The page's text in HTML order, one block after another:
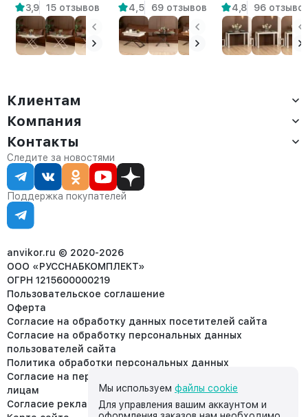
лофт для
гостиной Кемь
белый/
амаретто
3,9 15 отзывов
раздвижной
Амга белый/
амаретто
4,5 69 отзывов
письменный
Лофт Атаго
белый/
амаретто
4,8 96
Клиентам
Доставка
Оплата
Сервис
Статус заказа
Статьи
Компания
О компании
Контакты
Партнёрам
Контакты
Отдел продаж:
8 (800) 234-22-62
corp@anvikor.ru
Ежедневно, с 7:00-19:00 (МСК)
Отдел рекламации:
8 (953) 455-25-61
Следите за новостями
Поддержка покупателей
anvikor.ru © 2020-2026
ООО «РУССНАБКОМПЛЕКТ»
ОГРН 1215600000219
Пользовательское соглашение
Оферта
Согласие на обработку данных посетителей сайта
Согласие на обработку персональных данных
пользователей сайта
Политика обработки персональных данных
Согласие на передачу персональных данных третьим
лицам
Согласие реклама
Мы используем файлы cookie
Для управления вашим аккаунтом и